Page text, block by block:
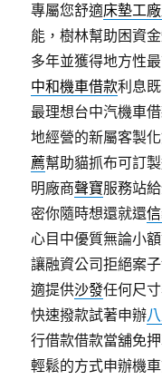
專屬您舒適床墊工
能，樹林幫助困資
多年並獲得地方性
中和機車借款利息
最理想台中汽機車
地經營的新屬客製
薦幫助貓抓布可訂
明廠商聲寶服務站
密你隨時想還就還
心目中優質無論小
讓融資公司拒絕案
適提供沙發任何尺
快速撥款試著申辦
行借款借款當舖免
輕鬆的方式申辦機